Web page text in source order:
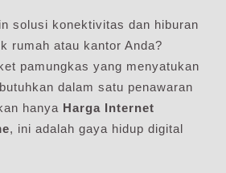
solusi konektivitas dan hiburan
rumah atau kantor Anda?
pamungkas yang menyatukan
dalam satu penawaran
hanya Harga Internet
, ini adalah gaya hidup digital